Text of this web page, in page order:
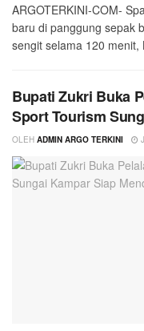
ARGOTERKINI-COM-
baru di panggung sepak
sengit selama 120 menit,
Bupati Zukri Buka
Sport Tourism
OLEH ADMIN ARGO TERKINI